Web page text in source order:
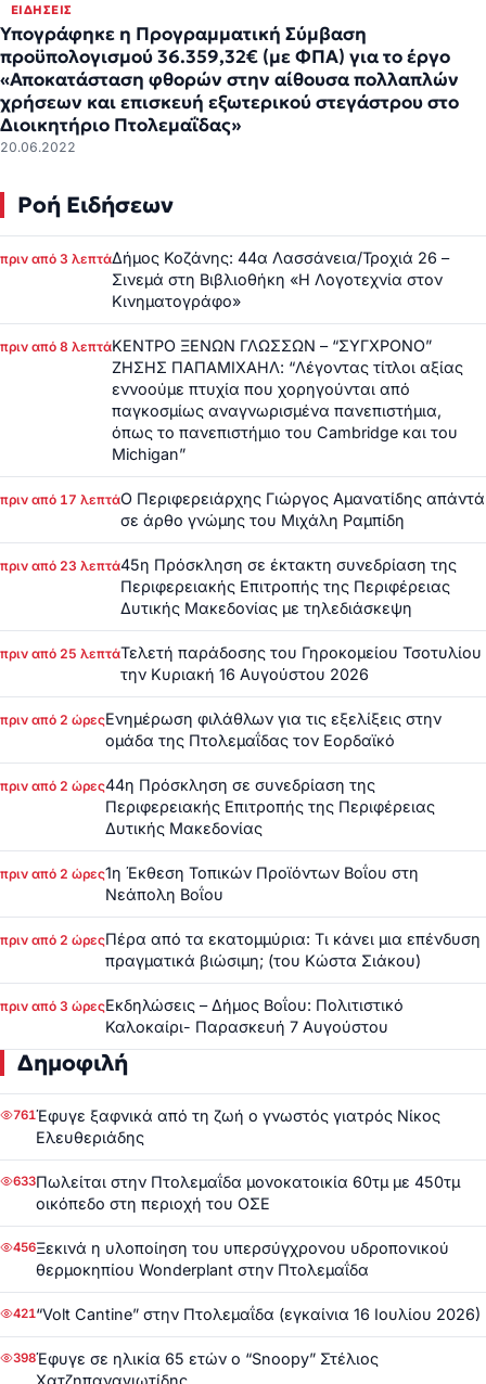
ΕΙΔΉΣΕΙΣ
Υπογράφηκε η Προγραμματική Σύμβαση
προϋπολογισμού 36.359,32€ (με ΦΠΑ) για το έργο
«Αποκατάσταση φθορών στην αίθουσα πολλαπλών
χρήσεων και επισκευή εξωτερικού στεγάστρου στο
Διοικητήριο Πτολεμαΐδας»
20.06.2022
Ροή Ειδήσεων
πριν από 3 λεπτάΔήμος Κοζάνης: 44α Λασσάνεια/Τροχιά 26 –
Σινεμά στη Βιβλιοθήκη «Η Λογοτεχνία στον
Κινηματογράφο»
πριν από 8 λεπτάΚΕΝΤΡΟ ΞΕΝΩΝ ΓΛΩΣΣΩΝ – “ΣΥΓΧΡΟΝΟ”
ΖΗΣΗΣ ΠΑΠΑΜΙΧΑΗΛ: “Λέγοντας τίτλοι αξίας
εννοούμε πτυχία που χορηγούνται από
παγκοσμίως αναγνωρισμένα πανεπιστήμια,
όπως το πανεπιστήμιο του Cambridge και του
Michigan”
πριν από 17 λεπτάΟ Περιφερειάρχης Γιώργος Αμανατίδης απάντά
σε άρθο γνώμης του Μιχάλη Ραμπίδη
πριν από 23 λεπτά45η Πρόσκληση σε έκτακτη συνεδρίαση της
Περιφερειακής Επιτροπής της Περιφέρειας
Δυτικής Μακεδονίας με τηλεδιάσκεψη
πριν από 25 λεπτάΤελετή παράδοσης του Γηροκομείου Τσοτυλίου
την Κυριακή 16 Αυγούστου 2026
πριν από 2 ώρεςΕνημέρωση φιλάθλων για τις εξελίξεις στην
ομάδα της Πτολεμαΐδας τον Εορδαϊκό
πριν από 2 ώρες44η Πρόσκληση σε συνεδρίαση της
Περιφερειακής Επιτροπής της Περιφέρειας
Δυτικής Μακεδονίας
πριν από 2 ώρες1η Έκθεση Τοπικών Προϊόντων Βοΐου στη
Νεάπολη Βοΐου
πριν από 2 ώρεςΠέρα από τα εκατομμύρια: Τι κάνει μια επένδυση
πραγματικά βιώσιμη; (του Κώστα Σιάκου)
πριν από 3 ώρεςΕκδηλώσεις – Δήμος Βοΐου: Πολιτιστικό
Καλοκαίρι- Παρασκευή 7 Αυγούστου
Δημοφιλή
761Έφυγε ξαφνικά από τη ζωή ο γνωστός γιατρός Νίκος
Ελευθεριάδης
633Πωλείται στην Πτολεμαΐδα μονοκατοικία 60τμ με 450τμ
οικόπεδο στη περιοχή του ΟΣΕ
456Ξεκινά η υλοποίηση του υπερσύγχρονου υδροπονικού
θερμοκηπίου Wonderplant στην Πτολεμαΐδα
421“Volt Cantine” στην Πτολεμαΐδα (εγκαίνια 16 Ιουλίου 2026)
398Έφυγε σε ηλικία 65 ετών ο “Snoopy” Στέλιος